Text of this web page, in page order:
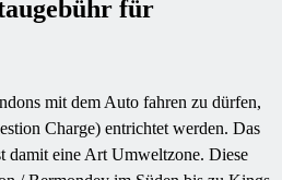
für
mit dem Auto fahren zu dürfen,
Charge) entrichtet werden. Das
damit eine Art Umweltzone. Diese